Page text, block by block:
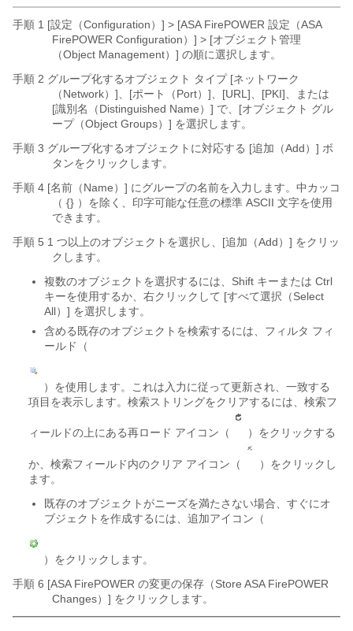
手順 1 [設定（Configuration）] > [ASA FirePOWER 設定（ASA
FirePOWER Configuration）] > [オブジェクト管理
（Object Management）] の順に選択します。
手順 2 グループ化するオブジェクト タイプ [ネットワーク
（Network）]、[ポート（Port）]、[URL]、[PKI]、または
[識別名（Distinguished Name）] で、[オブジェクト グル
ープ（Object Groups）] を選択します。
手順 3 グループ化するオブジェクトに対応する [追加（Add）] ボ
タンをクリックします。
手順 4 [名前（Name）] にグループの名前を入力します。中カッコ
（ {} ）を除く、印字可能な任意の標準 ASCII 文字を使用
できます。
手順 5 1 つ以上のオブジェクトを選択し、[追加（Add）] をクリッ
クします。
複数のオブジェクトを選択するには、Shift キーまたは Ctrl
キーを使用するか、右クリックして [すべて選択（Select
All）] を選択します。
含める既存のオブジェクトを検索するには、フィルタ フィ
ールド（
）を使用します。これは入力に従って更新され、一致する
項目を表示します。検索ストリングをクリアするには、検索フ
ィールドの上にある再ロード アイコン（ ）をクリックする
か、検索フィールド内のクリア アイコン（
）をクリックし
ます。
既存のオブジェクトがニーズを満たさない場合、すぐにオ
ブジェクトを作成するには、追加アイコン（
）をクリックします。
手順 6 [ASA FirePOWER の変更の保存（Store ASA FirePOWER
Changes）] をクリックします。